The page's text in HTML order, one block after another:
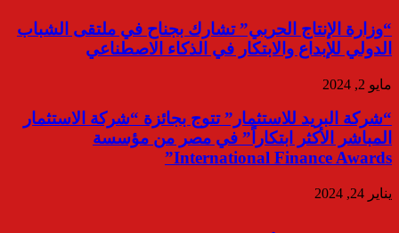
“وزارة الإنتاج الحربي” تشارك بجناح في ملتقى الشباب
الدولي للإبداع والابتكار في الذكاء الاصطناعي
مايو 2, 2024
“شركة البريد للاستثمار” تتوج بجائزة “شركة الاستثمار
المباشر الأكثر ابتكاراً” في مصر من مؤسسة
International Finance Awards”
يناير 24, 2024